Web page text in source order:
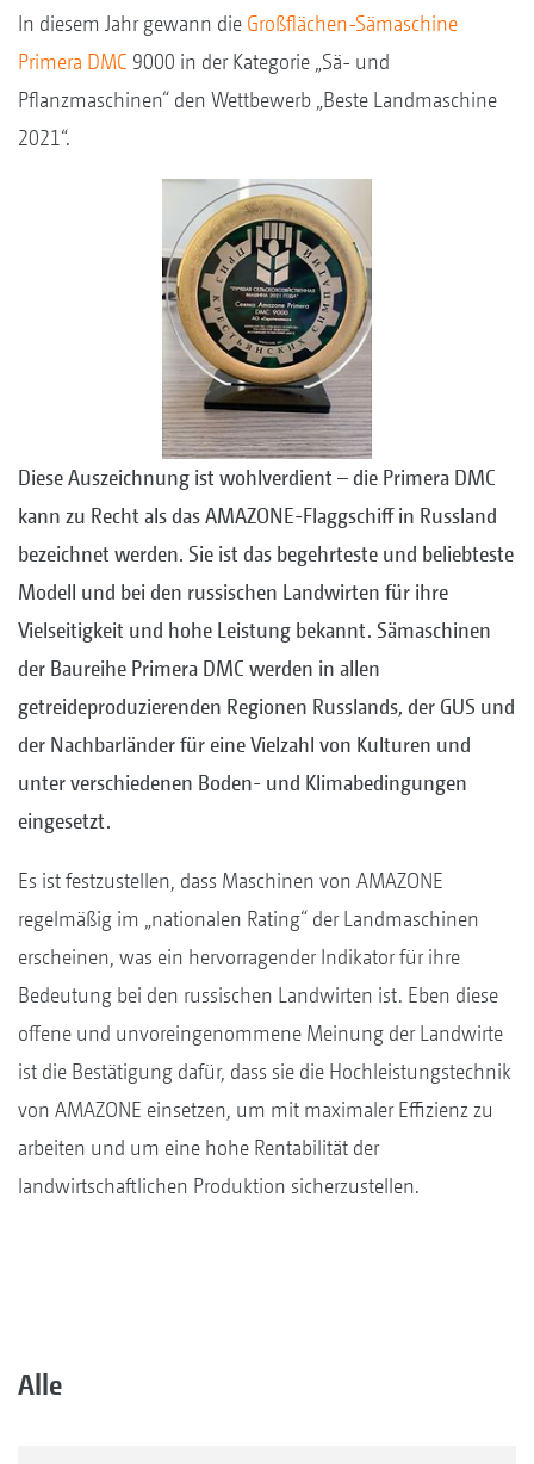
In diesem Jahr gewann die Großflächen-Sämaschine
Primera DMC 9000 in der Kategorie „Sä- und
Pflanzmaschinen“ den Wettbewerb „Beste Landmaschine
2021“.
Diese Auszeichnung ist wohlverdient – die Primera DMC
kann zu Recht als das AMAZONE-Flaggschiff in Russland
bezeichnet werden. Sie ist das begehrteste und beliebteste
Modell und bei den russischen Landwirten für ihre
Vielseitigkeit und hohe Leistung bekannt. Sämaschinen
der Baureihe Primera DMC werden in allen
getreideproduzierenden Regionen Russlands, der GUS und
der Nachbarländer für eine Vielzahl von Kulturen und
unter verschiedenen Boden- und Klimabedingungen
eingesetzt.
Es ist festzustellen, dass Maschinen von AMAZONE
regelmäßig im „nationalen Rating“ der Landmaschinen
erscheinen, was ein hervorragender Indikator für ihre
Bedeutung bei den russischen Landwirten ist. Eben diese
offene und unvoreingenommene Meinung der Landwirte
ist die Bestätigung dafür, dass sie die Hochleistungstechnik
von AMAZONE einsetzen, um mit maximaler Effizienz zu
arbeiten und um eine hohe Rentabilität der
landwirtschaftlichen Produktion sicherzustellen.
Alle